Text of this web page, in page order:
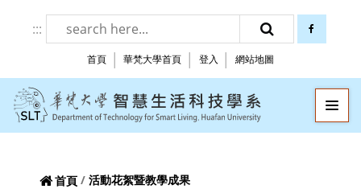
:::
搜尋
首頁 華梵大學首頁 登入 網站地圖
華梵大學智慧
—
—
—
首頁 活動花絮暨教學成果